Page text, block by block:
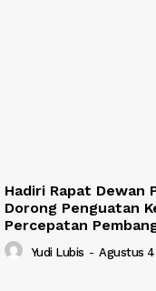
Hadiri Rapat Dewan
Dorong Penguatan
Percepatan
Yudi Lubis - Agustus